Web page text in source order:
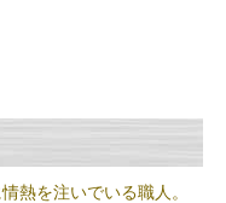
熱を注いでいる職人。